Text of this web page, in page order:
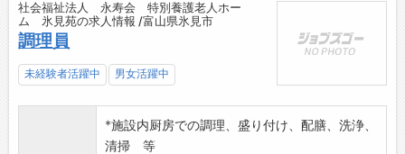
社会福祉法人 永寿会 特別養護老人ホー
ム 氷見苑の求人情報 /富山県氷見市
調理員
未経験者活躍中 男女活躍中
*施設内厨房での調理、盛り付け、配膳、洗浄、
清掃 等